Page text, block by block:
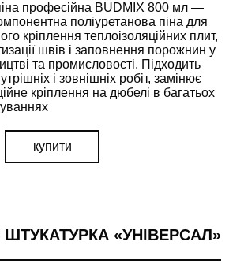
професійна BUDMIX 800 мл —
поліуретанова піна для
кріплення теплоізоляційних плит,
швів і заповнення порожнин у
та промисловості. Підходить
і зовнішніх робіт, замінює
кріплення на дюбелі в багатьох
купити
«УНІВЕРСАЛ»